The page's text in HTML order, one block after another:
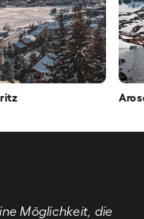
Möglichkeit, die